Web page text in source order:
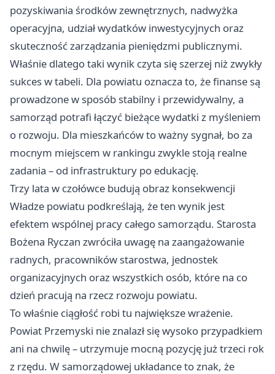
pozyskiwania środków zewnętrznych, nadwyżka
operacyjna, udział wydatków inwestycyjnych oraz
skuteczność zarządzania pieniędzmi publicznymi.
Właśnie dlatego taki wynik czyta się szerzej niż zwykły
sukces w tabeli. Dla powiatu oznacza to, że finanse są
prowadzone w sposób stabilny i przewidywalny, a
samorząd potrafi łączyć bieżące wydatki z myśleniem
o rozwoju. Dla mieszkańców to ważny sygnał, bo za
mocnym miejscem w rankingu zwykle stoją realne
zadania – od infrastruktury po edukację.
Trzy lata w czołówce budują obraz konsekwencji
Władze powiatu podkreślają, że ten wynik jest
efektem wspólnej pracy całego samorządu. Starosta
Bożena Ryczan zwróciła uwagę na zaangażowanie
radnych, pracowników starostwa, jednostek
organizacyjnych oraz wszystkich osób, które na co
dzień pracują na rzecz rozwoju powiatu.
To właśnie ciągłość robi tu największe wrażenie.
Powiat Przemyski nie znalazł się wysoko przypadkiem
ani na chwilę – utrzymuje mocną pozycję już trzeci rok
z rzędu. W samorządowej układance to znak, że